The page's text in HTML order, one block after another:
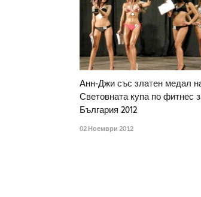
Анн-Джи със златен медал
Световната купа по фитнес
България 2012
02 Ноември 2012